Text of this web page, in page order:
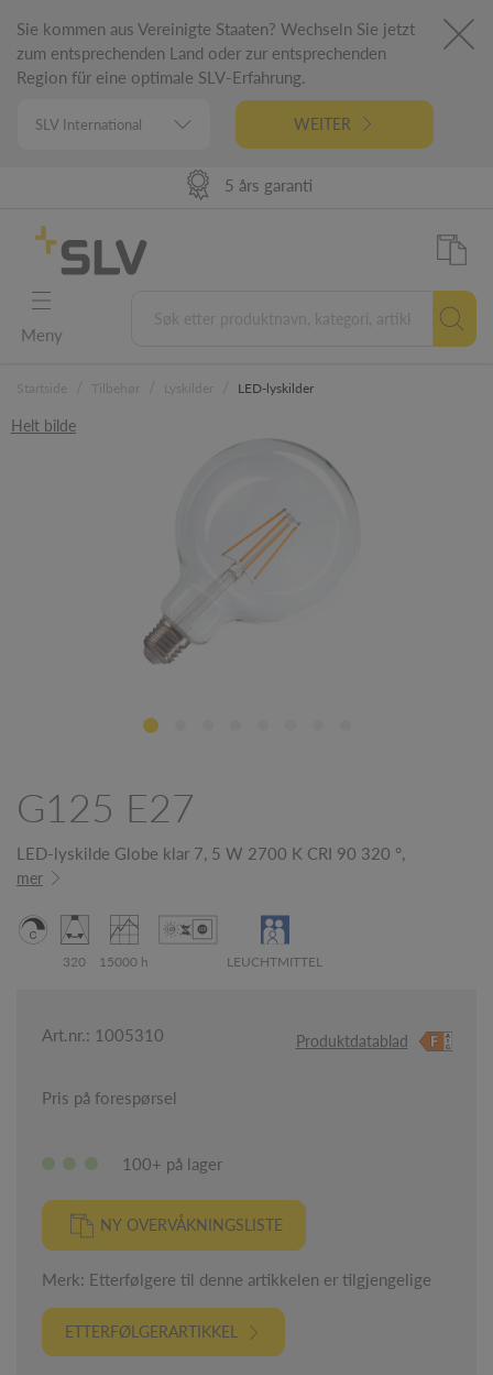
Sie kommen aus Vereinigte Staaten? Wechseln Sie jetzt
zum entsprechenden Land oder zur entsprechenden
Region für eine optimale SLV-Erfahrung.
WEITER
98% Produkt tilgjengelighet
Høy leveranse ytelse
5 års garanti
Tysk ingeniørfag
Meny
LED-lyskilder
Helt bilde
G125 E27
LED-lyskilde Globe klar 7, 5 W 2700 K CRI 90 320 °,
mer
320 15000 h LEUCHTMITTEL
Art.nr.: 1005310 Produktdatablad
Pris på forespørsel
100+ på lager
NY OVERVÅKNINGSLISTE
Merk: Etterfølgere til denne artikkelen er tilgjengelige
ETTERFØLGERARTIKKEL